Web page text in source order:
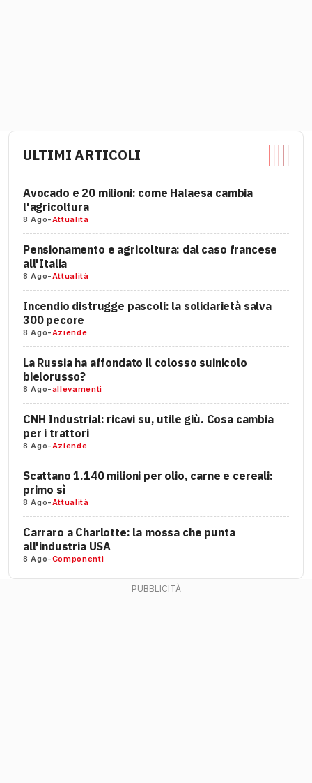
ULTIMI ARTICOLI
Avocado e 20 milioni: come Halaesa cambia
l'agricoltura
8 Ago-Attualità
Pensionamento e agricoltura: dal caso francese
all'Italia
8 Ago-Attualità
Incendio distrugge pascoli: la solidarietà salva
300 pecore
8 Ago-Aziende
La Russia ha affondato il colosso suinicolo
bielorusso?
8 Ago-allevamenti
CNH Industrial: ricavi su, utile giù. Cosa cambia
per i trattori
8 Ago-Aziende
Scattano 1.140 milioni per olio, carne e cereali:
primo sì
8 Ago-Attualità
Carraro a Charlotte: la mossa che punta
all'industria USA
8 Ago-Componenti